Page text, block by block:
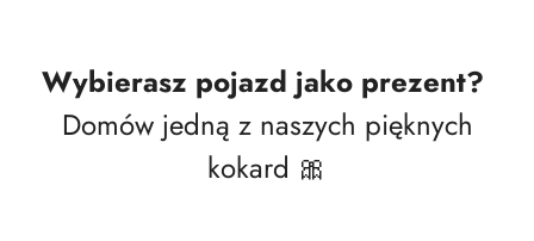
Wybierasz pojazd jako prezent?
Domów jedną z naszych pięknych
kokard 🎀